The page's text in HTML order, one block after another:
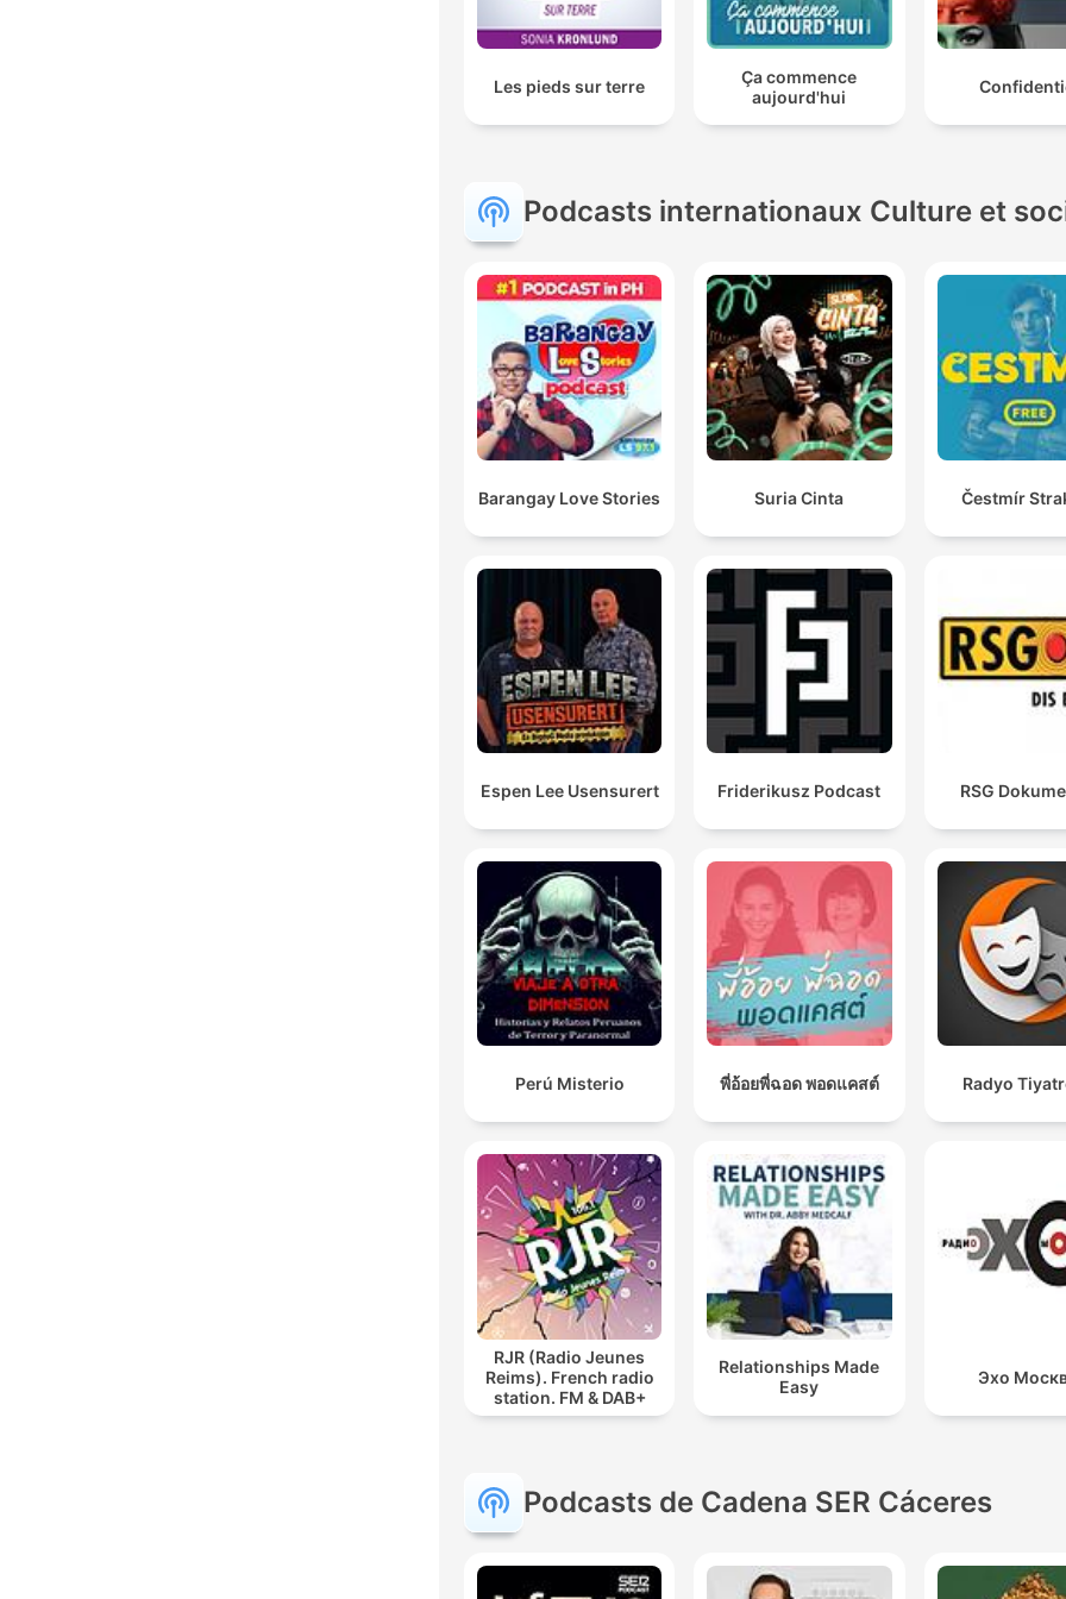
Les pieds sur terre
Ça commence
aujourd'hui
Podcasts internationaux Culture et
Barangay Love Stories Suria Cinta Čestmír
Espen Lee Usensurert Friderikusz Podcast RSG
Perú Misterio พี่อ้อยพี่ฉอด พอดแคสต์ Radyo
RJR (Radio Jeunes
Reims). French radio
station. FM & DAB+
Relationships Made
Easy
Эхо
Podcasts de Cadena SER Cáceres